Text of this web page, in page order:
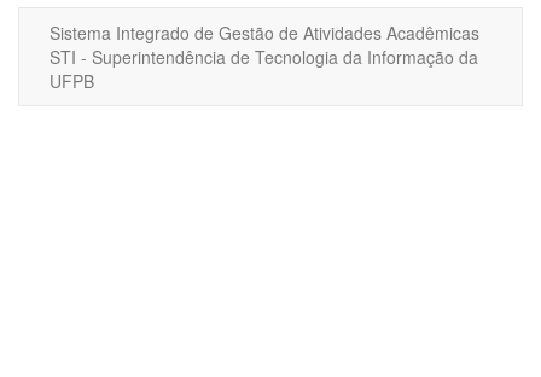
Sistema Integrado de Gestão de Atividades Acadêmicas
STI - Superintendência de Tecnologia da Informação da
UFPB